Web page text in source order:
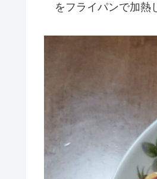
をフライパンで加熱